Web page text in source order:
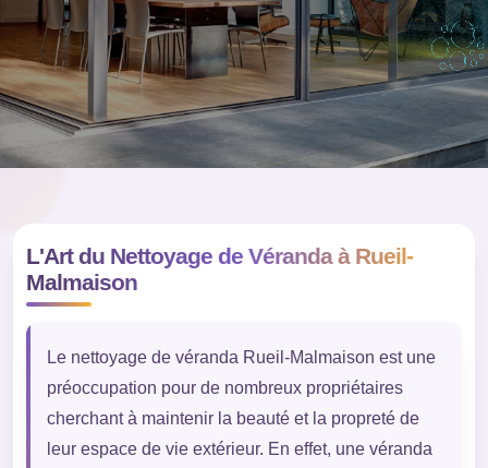
L'Art du Nettoyage de Véranda à Rueil-
Malmaison
Le nettoyage de véranda Rueil-Malmaison est une
préoccupation pour de nombreux propriétaires
cherchant à maintenir la beauté et la propreté de
leur espace de vie extérieur. En effet, une véranda